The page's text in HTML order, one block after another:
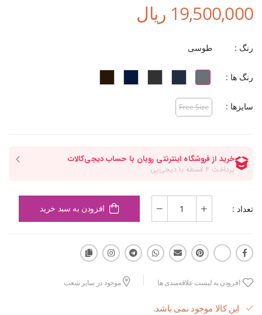
19,500,000 ریال
رنگ : طوسی
رنگ ها :
سایزها : Free Size
تعداد : افزودن به سبد خرید
افزودن به لیست علاقه‌مندی ها موجود در سایر شعب
این کالا موجود نمی باشد.